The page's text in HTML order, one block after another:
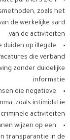
zoals het
de werkelijke aard
van de activiteiten.
op illegale
die verband
zonder duidelijke
informatie.
die negatieve
zoals intimidatie
activiteiten.
wijzen op een
transparantie in de